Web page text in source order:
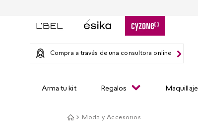
Compra a través de una consultora online
Arma tu kit Regalos Maquillaje
Moda y Accesorios